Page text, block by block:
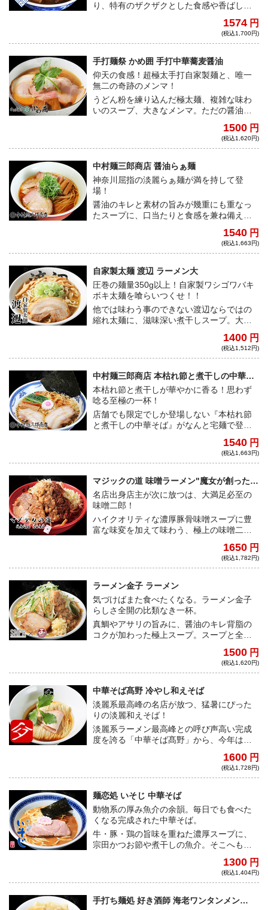
り、特有のザクザクとした食感や香ばしい
1574 円
(税込1,700円)
手打麺祭 かめ囲 手打中華蕎麦醤油
仰天の食感！超極太手打自家製麺と、唯一
無二の奇跡のメンマ！
うどん粉を練り込んだ極太麺、複雑な味わ
いのスープ、大きなメンマ。ただの醤油ラ
時間の行列待ちは必須の一杯をご自宅にお
1500 円
(税込1,620円)
中村麺三郎商店 醤油らぁ麺
神奈川屈指の淡麗らぁ麺が満を持して登
場！
醤油のキレと素材の旨みが幾重にも重なっ
たスープに、口当たりと食感を兼ね備えた
き出したトッピング達！これぞ神奈川最高
1540 円
(税込1,663円)
自家製太麺 渡辺 ラーメン大
圧巻の麺量350g以上！自家製ワシゴワバキ
ボキ太麺を喰らいつくせ！！
他では味わう事のできない渡辺ならではの
縮れ太麺に、滋味深い煮干しスープ。大満
1400 円
(税込1,512円)
中村麺三郎商店 本枯れ節と煮干しの中華そ
ば
本枯れ節と煮干しが華やかに香る！思わず
唸る至極の一杯！
店舗でも限定でしか登場しない『本枯れ節
と煮干しの中華そば』がなんと宅麺で登
り出される上品で深みのあるスープはあな
1540 円
(税込1,663円)
マジックの道 味噌ラーメン"魔女が創った
nyan nyan味噌"
名店出身店主が次に放つは、大満足必至の
味噌二郎！
ハイクオリティな濃厚豚骨味噌スープに豊
富な味変を加えて味わう、極上の味噌二郎
1650 円
(税込1,782円)
ラーメン金子 ラーメン
気づけばまた食べたくなる。ラーメン金子
らしさ全開の比類なき一杯。
真鯛やアサリの旨みに、醤油のキレ背脂の
コクが加わった極上スープ。スープと全粒
1500 円
(税込1,620円)
中華そば髙野 冷やし和えそば
淡麗系最高峰の名店が放つ、猛暑にぴった
りの淡麗和えそば！
淡麗系ラーメン最高峰との呼び声高い完成
度を誇る「中華そば髙野」から、今年は冷
1600 円
(税込1,728円)
麺恋処 いそじ 中華そば
動物系の厚み魚介の余韻。毎日でも食べた
くなる完成された中華そば。
牛・豚・鶏の旨味を重ねた濃厚スープに、
宗田かつお節や煮干しの魚介。そこへもち
1300 円
(税込1,404円)
手打ち麺処 好き酒師 海老ワンタンメン